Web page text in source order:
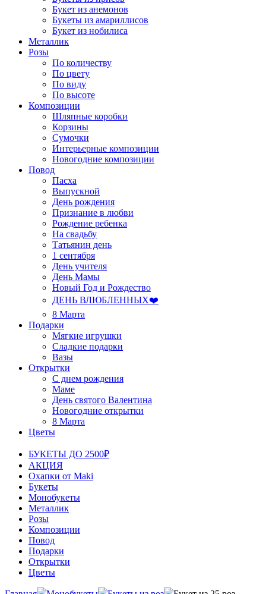
Букет из анемонов
Букеты из амариллисов
Букет из нобилиса
Металлик
Розы
По количеству
По цвету
По виду
По высоте
Композиции
Шляпные коробки
Корзины
Сумочки
Интерьерные композиции
Новогодние композиции
Повод
Пасха
Выпускной
День рождения
Признание в любви
Рождение ребенка
На свадьбу
Татьянин день
1 сентября
День учителя
День Мамы
Новый Год и Рождество
ДЕНЬ ВЛЮБЛЕННЫХ❤️
8 Марта
Подарки
Мягкие игрушки
Сладкие подарки
Вазы
Открытки
С днем рождения
Маме
День святого Валентина
Новогодние открытки
8 Марта
Цветы
БУКЕТЫ ДО 2500₽
АКЦИЯ
Охапки от Maki
Букеты
Монобукеты
Металлик
Розы
Композиции
Повод
Подарки
Открытки
Цветы